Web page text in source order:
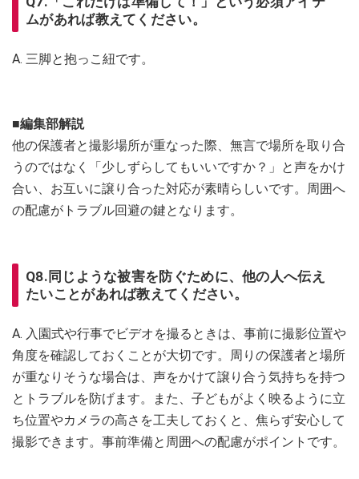
ムがあれば教えてください。
A. 三脚と抱っこ紐です。
■編集部解説
他の保護者と撮影場所が重なった際、無言で場所を取り合
うのではなく「少しずらしてもいいですか？」と声をかけ
合い、お互いに譲り合った対応が素晴らしいです。周囲へ
の配慮がトラブル回避の鍵となります。
Q8.同じような被害を防ぐために、他の人へ伝え
たいことがあれば教えてください。
A. 入園式や行事でビデオを撮るときは、事前に撮影位置や
角度を確認しておくことが大切です。周りの保護者と場所
が重なりそうな場合は、声をかけて譲り合う気持ちを持つ
とトラブルを防げます。また、子どもがよく映るように立
ち位置やカメラの高さを工夫しておくと、焦らず安心して
撮影できます。事前準備と周囲への配慮がポイントです。